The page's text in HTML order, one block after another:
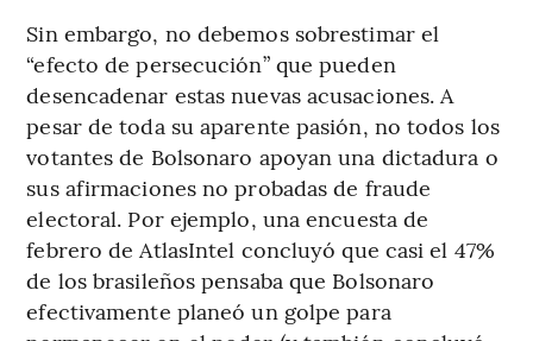
Sin embargo, no debemos sobrestimar el
“efecto de persecución” que pueden
desencadenar estas nuevas acusaciones. A
pesar de toda su aparente pasión, no todos los
votantes de Bolsonaro apoyan una dictadura o
sus afirmaciones no probadas de fraude
electoral. Por ejemplo, una encuesta de
febrero de AtlasIntel concluyó que casi el 47%
de los brasileños pensaba que Bolsonaro
efectivamente planeó un golpe para